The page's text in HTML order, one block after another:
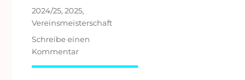
Schlagwörter
2024/25, 2025,
Vereinsmeisterschaft
Schreibe einen
Kommentarzu